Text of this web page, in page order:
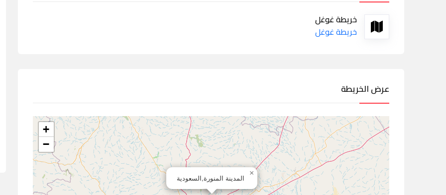
خريطة غوغل
خريطة غوغل
عرض الخريطة
المدينة المنورة,السعودية
×
+
−